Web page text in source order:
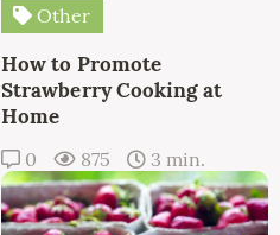
Other
How to Promote
Strawberry Cooking at
Home
0 875 3 min.